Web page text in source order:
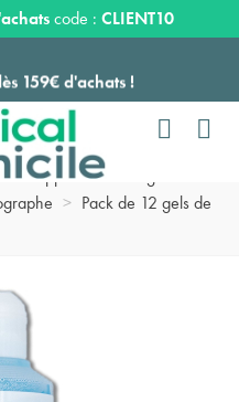
> Appareils de diagnostic et
> Pack de 12 gels de
code : CLIENT10
159€ d'achats !
FRAIS à partir de 100
heures ouvrées*
FRAIS à partir de 100
heures ouvrées*

